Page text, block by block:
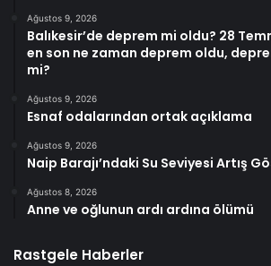
Ağustos 9, 2026
Balıkesir’de deprem mi oldu? 28
en son ne zaman deprem oldu,
mi?
Ağustos 9, 2026
Esnaf odalarından ortak açıklama
Ağustos 9, 2026
Naip Barajı’ndaki Su Seviyesi Artış
Ağustos 8, 2026
Anne ve oğlunun ardı ardına ölümü
Rastgele Haberler